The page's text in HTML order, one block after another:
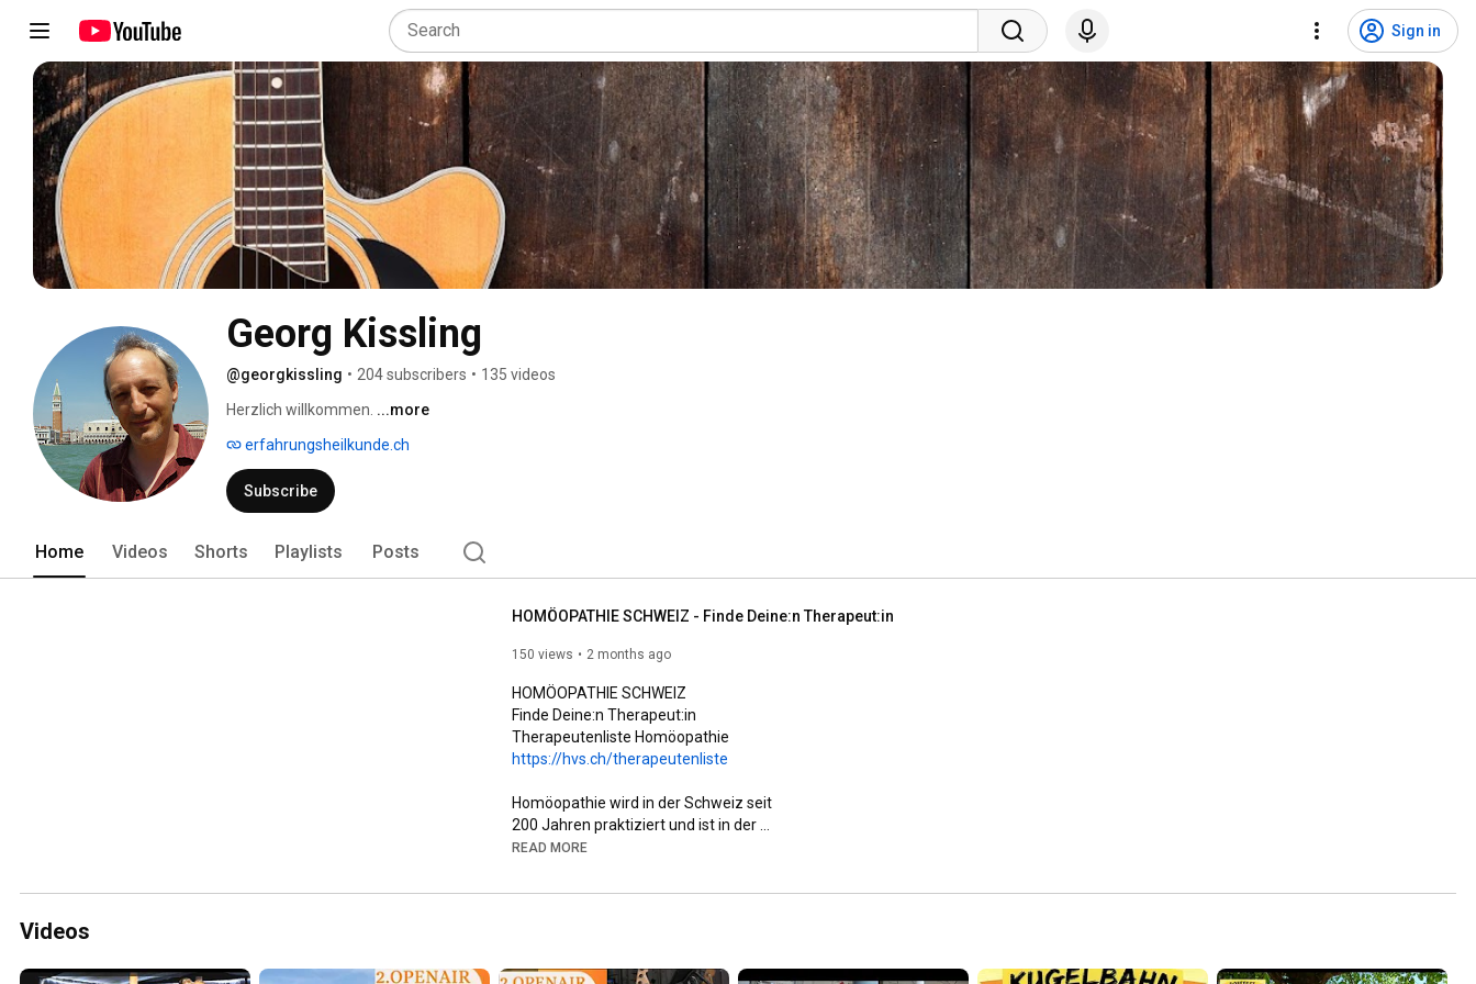
Sign in
Georg Kissling
@georgkissling • 204 subscribers • 135 videos
Herzlich willkommen. ...more
erfahrungsheilkunde.ch
Subscribe
Home Videos Shorts Playlists Posts
HOMÖOPATHIE SCHWEIZ - Finde Deine:n Therapeut:in
150 views 2 months ago
HOMÖOPATHIE SCHWEIZ
Finde Deine:n Therapeut:in
https://hvs.ch/therapeutenliste
Homöopathie wird in der Schweiz seit
200 Jahren praktiziert und ist in der
Bevölkerung traditionell sehr beliebt.
durch eine deutliche Mehrheit des Volkes
READ MORE
Videos